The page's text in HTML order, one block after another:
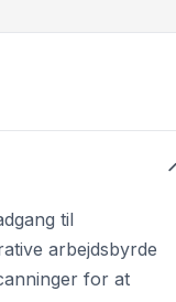
til
arbejdsbyrde
for at